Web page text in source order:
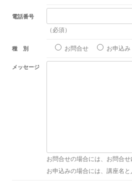
電話番号
（必須）
種 別 お問合せ お申込み
メッセージ
お問合せの場合には、お問合せ
お申込みの場合には、講座名と